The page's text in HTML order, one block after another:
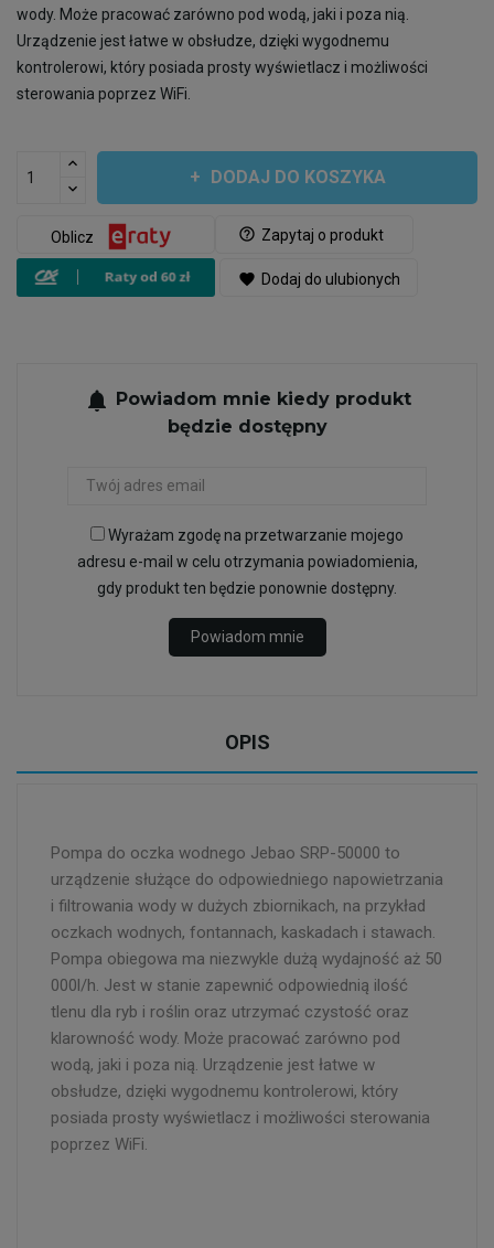
wody. Może pracować zarówno pod wodą, jaki i poza nią.
Urządzenie jest łatwe w obsłudze, dzięki wygodnemu
kontrolerowi, który posiada prosty wyświetlacz i możliwości
sterowania poprzez WiFi.
DODAJ DO KOSZYKA
help_outline Zapytaj o produkt
Oblicz
favorite Dodaj do ulubionych
notifications Powiadom mnie kiedy produkt
będzie dostępny
Wyrażam zgodę na przetwarzanie mojego
adresu e-mail w celu otrzymania powiadomienia,
gdy produkt ten będzie ponownie dostępny.
Powiadom mnie
OPIS
Pompa do oczka wodnego Jebao SRP-50000 to
urządzenie służące do odpowiedniego napowietrzania
i filtrowania wody w dużych zbiornikach, na przykład
oczkach wodnych, fontannach, kaskadach i stawach.
Pompa obiegowa ma niezwykle dużą wydajność aż 50
000l/h. Jest w stanie zapewnić odpowiednią ilość
tlenu dla ryb i roślin oraz utrzymać czystość oraz
klarowność wody. Może pracować zarówno pod
wodą, jaki i poza nią. Urządzenie jest łatwe w
obsłudze, dzięki wygodnemu kontrolerowi, który
posiada prosty wyświetlacz i możliwości sterowania
poprzez WiFi.